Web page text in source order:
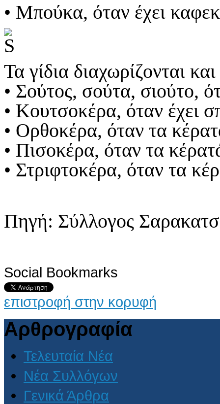
• Μπούκα, όταν έχει
Τα γίδια διαχωρίζονται
• Σούτος, σούτα, σιούτο,
• Κουτσοκέρα, όταν έχει
• Ορθοκέρα, όταν τα
• Πισοκέρα, όταν τα
• Στριφτοκέρα, όταν τα
Πηγή: Σύλλογος
Social Bookmarks
επιστροφή στην κορυφή
Αρθρογραφία
Τελευταία Νέα
Νέα Συλλόγων
Γενικά Άρθρα